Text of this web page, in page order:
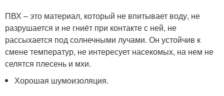
ПВХ – это материал, который не впитывает воду, не
разрушается и не гниёт при контакте с ней, не
рассыхается под солнечными лучами. Он устойчив к
смене температур, не интересует насекомых, на нем не
селятся плесень и мхи.
Хорошая шумоизоляция.